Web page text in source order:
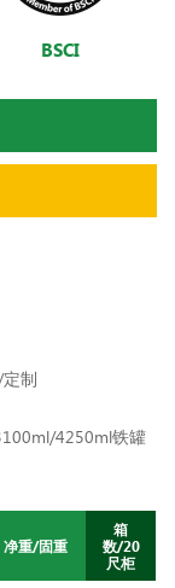
BSCI
制
4250ml铁罐
净重/固重
箱
数/20
尺柜